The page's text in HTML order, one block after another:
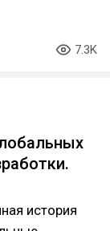
7.3K
история